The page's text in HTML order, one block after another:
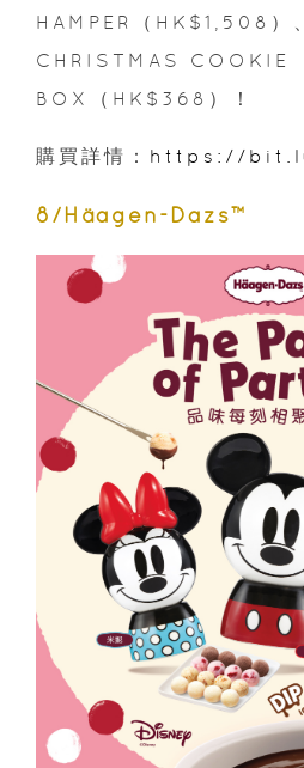
HAMPER（HK$1,508）
CHRISTMAS COOKIE
BOX（HK$368）！
購買詳情： https://
8/Häagen-Dazs™